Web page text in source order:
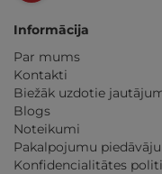
Informācija
Par mums
Kontakti
Biežāk uzdotie
Blogs
Noteikumi
Pakalpojumu
Konfidencialitātes